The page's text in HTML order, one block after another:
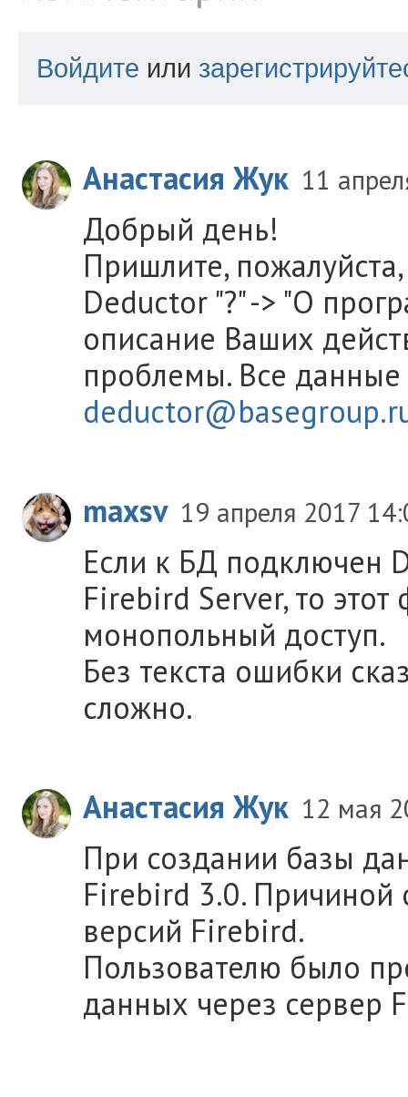
Войдите или
Анастасия Жук 11
Добрый день!
Пришлите,
Deductor "?" -> "О
описание Ваших
проблемы. Все
maxsv 19 апреля 2017
Если к БД подключен
Firebird Server, то
монопольный доступ.
Без текста ошибки
сложно.
Анастасия Жук 12 мая
При создании базы
Firebird 3.0. Причиной
версий Firebird.
Пользователю было
данных через сервер